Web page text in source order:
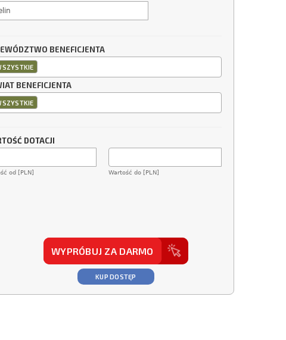
BENEFICJENTA
BENEFICJENTA
DOTACJI
od [PLN] Wartość do [PLN]
WYPRÓBUJ ZA DARMO
KUP DOSTĘP